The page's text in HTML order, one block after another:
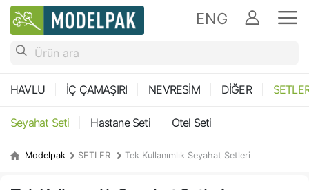
ENG
HAVLU İÇ ÇAMAŞIRI NEVRESİM DİĞER
Seyahat Seti Hastane Seti Otel Seti
Modelpak SETLER Tek Kullanımlık Seyahat Setleri